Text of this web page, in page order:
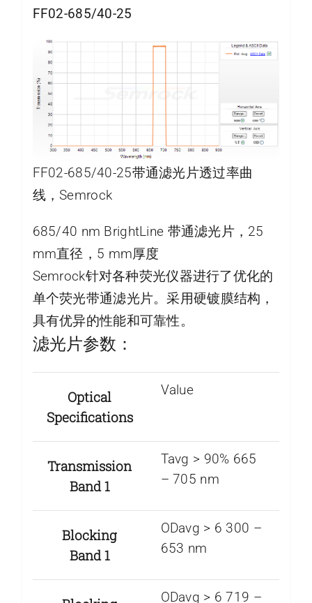
FF02-685/40-25
FF02-685/40-25带通滤光片透过率曲
线，Semrock
685/40 nm BrightLine 带通滤光片，25
mm直径，5 mm厚度
Semrock针对各种荧光仪器进行了优化的
单个荧光带通滤光片。采用硬镀膜结构，
具有优异的性能和可靠性。
滤光片参数：
Optical
Specifications
Value
Transmission
Band 1
Tavg > 90% 665
– 705 nm
Blocking
Band 1
ODavg > 6 300 –
653 nm
ODavg > 6 719 –